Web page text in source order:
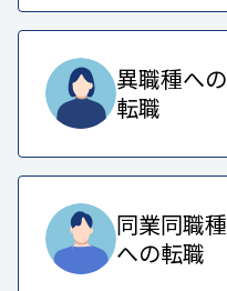
異職種への
転職
同業同職種
への転職